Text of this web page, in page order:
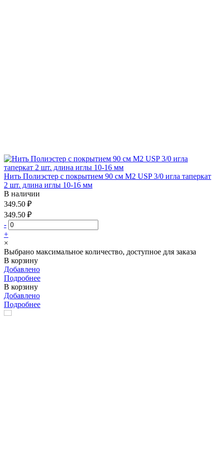
Нить Полиэстер с покрытием 90 см М2 USP 3/0 игла таперкат
2 шт. длина иглы 10-16 мм
В наличии
349.50 ₽
349.50 ₽
-
+
×
Выбрано максимальное количество, доступное для заказа
В корзину
Добавлено
Подробнее
В корзину
Добавлено
Подробнее